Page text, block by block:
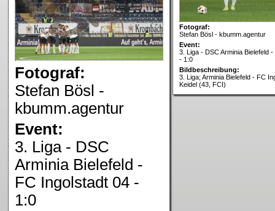
Fotograf:
Stefan Bösl -
kbumm.agentur
Event:
3. Liga - DSC
Arminia Bielefeld -
FC Ingolstadt 04 -
1:0
Fotograf:
Stefan Bösl - kbumm.agentur
Event:
3. Liga - DSC Arminia Bielefeld
- 1:0
Bildbeschreibung:
3. Liga; Arminia Bielefeld - FC
Keidel (43, FCI)